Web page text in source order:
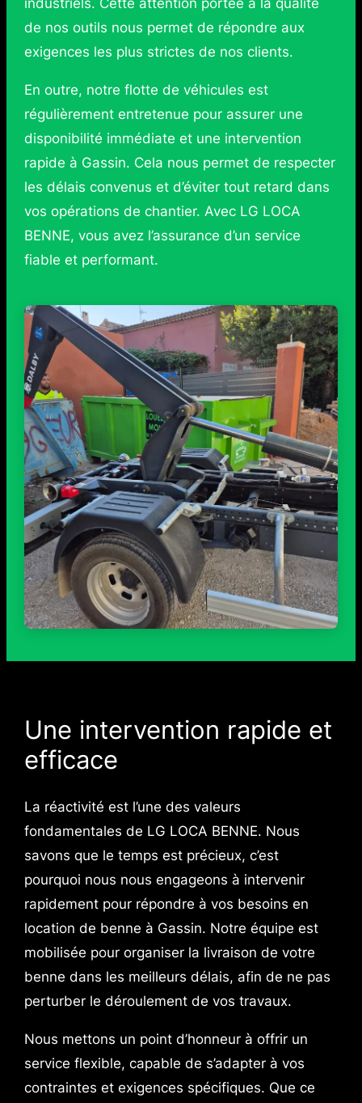
industriels. Cette attention portée à la qualité
de nos outils nous permet de répondre aux
exigences les plus strictes de nos clients.
En outre, notre flotte de véhicules est
régulièrement entretenue pour assurer une
disponibilité immédiate et une intervention
rapide à Gassin. Cela nous permet de respecter
les délais convenus et d’éviter tout retard dans
vos opérations de chantier. Avec LG LOCA
BENNE, vous avez l’assurance d’un service
fiable et performant.
Une intervention rapide et
efficace
La réactivité est l’une des valeurs
fondamentales de LG LOCA BENNE. Nous
savons que le temps est précieux, c’est
pourquoi nous nous engageons à intervenir
rapidement pour répondre à vos besoins en
location de benne à Gassin. Notre équipe est
mobilisée pour organiser la livraison de votre
benne dans les meilleurs délais, afin de ne pas
perturber le déroulement de vos travaux.
Nous mettons un point d’honneur à offrir un
service flexible, capable de s’adapter à vos
contraintes et exigences spécifiques. Que ce